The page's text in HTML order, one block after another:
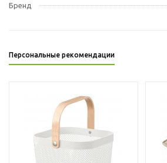
Бренд
Персональные рекомендации